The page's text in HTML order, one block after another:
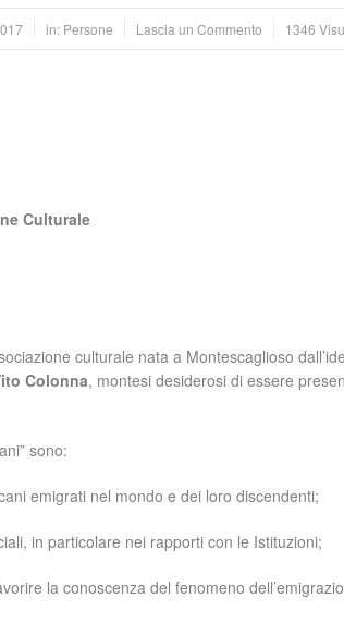
in: Persone Lascia un Commento 1346
Culturale
culturale nata a Montescaglioso
Colonna, montesi desiderosi di essere
sono:
emigrati nel mondo e dei loro discendenti;
in particolare nei rapporti con le Istituzioni;
la conoscenza del fenomeno